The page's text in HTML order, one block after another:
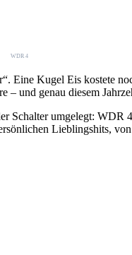
WDR 4
Eine Kugel Eis kostete
und genau diesem
umgelegt: WDR
Lieblingshits,